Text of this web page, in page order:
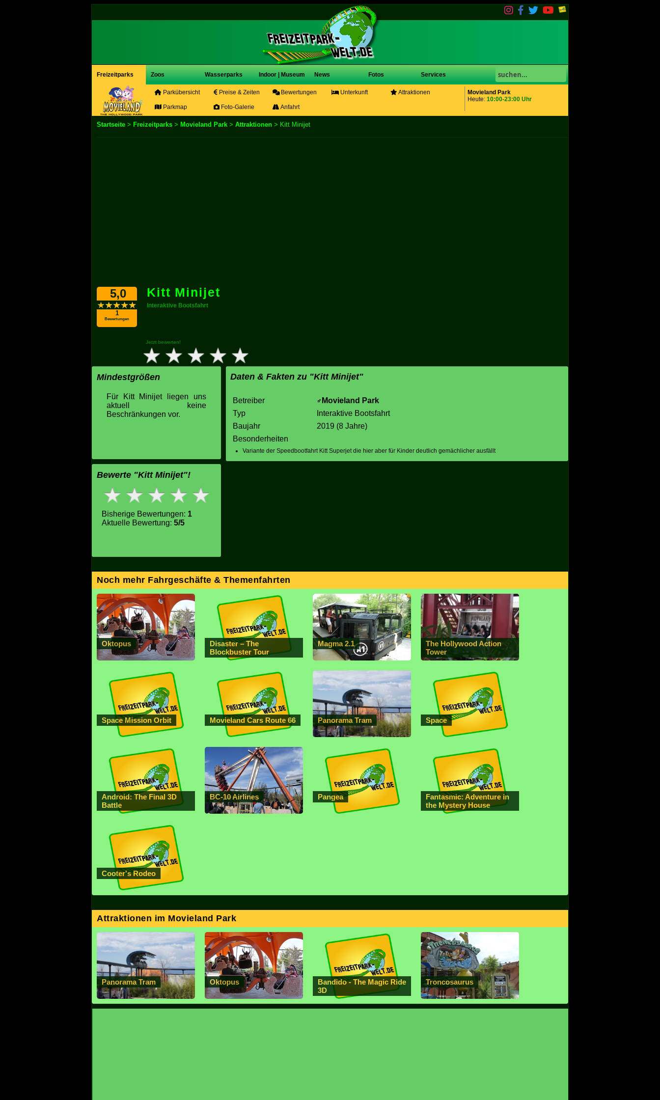
Freizeitparks Zoos Wasserparks Indoor | Museum News Fotos Services
Movieland Park
Heute: 10:00-23:00 Uhr
Parkübersicht Preise & Zeiten Bewertungen Unterkunft Attraktionen
Parkmap Foto-Galerie Anfahrt
Startseite > Freizeitparks > Movieland Park > Attraktionen > Kitt Minijet
5,0
1
Bewertungen
Kitt Minijet
Interaktive Bootsfahrt
Jetzt bewerten!
Mindestgrößen
Für Kitt Minijet liegen uns
aktuell keine
Beschränkungen vor.
Bewerte "Kitt Minijet"!
Bisherige Bewertungen: 1
Aktuelle Bewertung: 5/5
Daten & Fakten zu "Kitt Minijet"
Betreiber
Movieland Park
Typ
Interaktive Bootsfahrt
Baujahr
2019 (8 Jahre)
Besonderheiten
Variante der Speedbootfahrt Kitt Superjet die hier aber für Kinder deutlich gemächlicher ausfällt
Noch mehr Fahrgeschäfte & Themenfahrten
Oktopus
Disaster – The
Blockbuster Tour
Magma 2.1
The Hollywood Action
Tower
Space Mission Orbit Movieland Cars Route 66 Panorama Tram Space
Android: The Final 3D
Battle
BC-10 Airlines Pangea
Fantasmic: Adventure in
the Mystery House
Cooter's Rodeo
Attraktionen im Movieland Park
Panorama Tram Oktopus
Bandido - The Magic Ride
3D
Troncosaurus